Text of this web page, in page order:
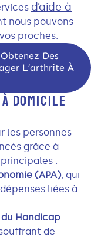
d’aide à
nous pouvons
proches.
Des
L’arthrite À
DOMICILE
les personnes
grâce à
:
(APA), qui
liées à
Handicap
de